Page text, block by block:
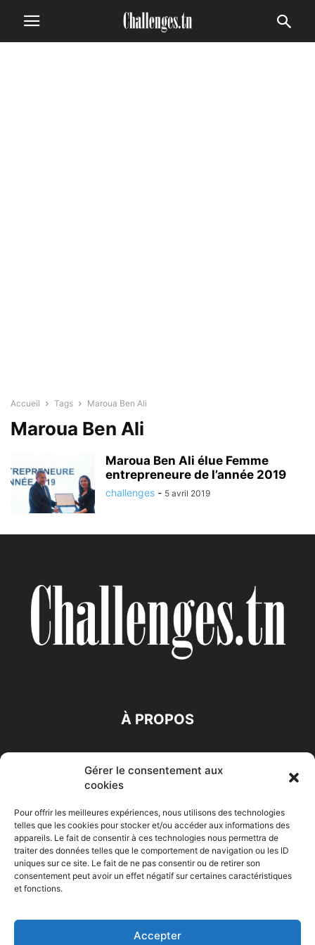
Gérer le consentement aux
cookies
Pour offrir les meilleures expériences, nous utilisons des technologies
telles que les cookies pour stocker et/ou accéder aux informations des
appareils. Le fait de consentir à ces technologies nous permettra de
traiter des données telles que le comportement de navigation ou les ID
uniques sur ce site. Le fait de ne pas consentir ou de retirer son
consentement peut avoir un effet négatif sur certaines caractéristiques
et fonctions.
Accepter
Accueil Tags Maroua Ben Ali
Maroua Ben Ali
Maroua Ben Ali élue Femme
entrepreneure de l’année 2019
challenges - 5 avril 2019
À PROPOS
Accueil Economie Entreprises Entrepreneur
Maghreb